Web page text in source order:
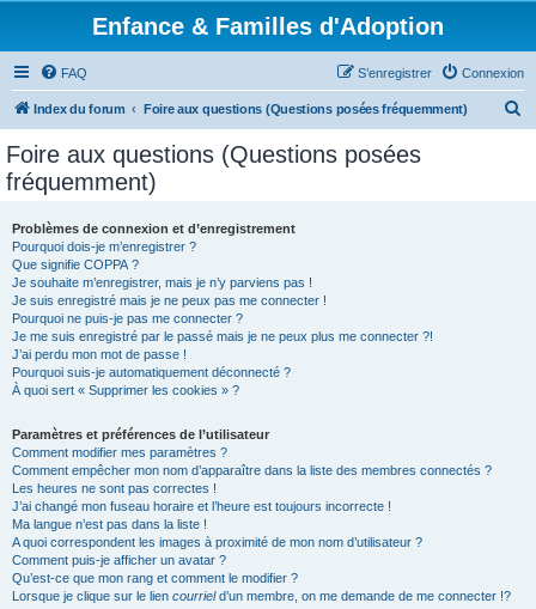
Enfance & Familles d'Adoption
FAQ Connexion
S’enregistrer
Index du forum Foire aux questions (Questions posées fréquemment)
Foire aux questions (Questions posées
fréquemment)
Problèmes de connexion et d’enregistrement
Pourquoi dois-je m’enregistrer ?
Que signifie COPPA ?
Je souhaite m’enregistrer, mais je n’y parviens pas !
Je suis enregistré mais je ne peux pas me connecter !
Pourquoi ne puis-je pas me connecter ?
Je me suis enregistré par le passé mais je ne peux plus me connecter ?!
J’ai perdu mon mot de passe !
Pourquoi suis-je automatiquement déconnecté ?
À quoi sert « Supprimer les cookies » ?
Paramètres et préférences de l’utilisateur
Comment modifier mes paramètres ?
Comment empêcher mon nom d’apparaître dans la liste des membres connectés ?
Les heures ne sont pas correctes !
J’ai changé mon fuseau horaire et l’heure est toujours incorrecte !
Ma langue n’est pas dans la liste !
A quoi correspondent les images à proximité de mon nom d’utilisateur ?
Comment puis-je afficher un avatar ?
Qu’est-ce que mon rang et comment le modifier ?
Lorsque je clique sur le lien courrield’un membre, on me demande de me connecter !?